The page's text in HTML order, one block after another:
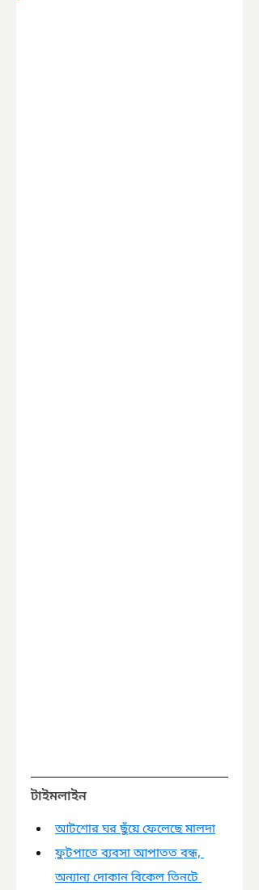
টাইমলাইন
আটশোর ঘর ছুঁয়ে ফেলেছে মালদা
ফুটপাতে ব্যবসা আপাতত বন্ধ,
অন্যান্য দোকান বিকেল তিনটে